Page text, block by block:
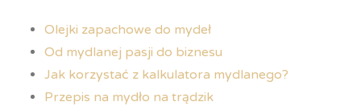
Olejki zapachowe do mydeł
Od mydlanej pasji do biznesu
Jak korzystać z kalkulatora mydlanego?
Przepis na mydło na trądzik